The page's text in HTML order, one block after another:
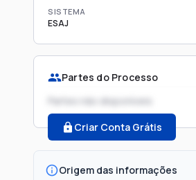
SISTEMA
ESAJ
Partes do Processo
Partes não disponíveis
Criar Conta Grátis
Origem das informações